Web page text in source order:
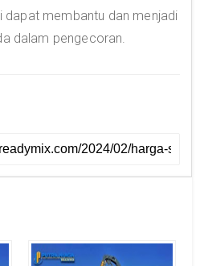
dapat membantu dan menjadi
dalam pengecoran.